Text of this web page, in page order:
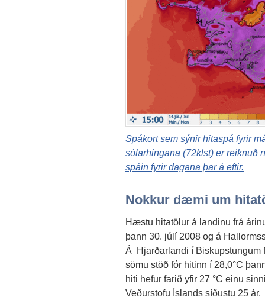
Spákort sem sýnir hitaspá fyrir
sólarhingana (72klst) er reiknuð
spáin fyrir dagana þar á eftir.
Nokkur dæmi um
Hæstu hitatölur á landinu frá
þann 30. júlí 2008 og á
Á Hjarðarlandi í Biskupstungum
sömu stöð fór hitinn í 28,0°C
hiti hefur farið yfir 27 °C einu
Veðurstofu Íslands síðustu 25 ár.